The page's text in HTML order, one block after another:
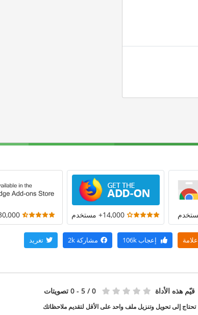
14,000+ مستخدم 30,000+
علامة إعجاب مشاركة 2k تغريد
قيّم هذه الأداة 0 / 5 - 0 تصويتات
تحتاج إلى تحويل وتنزيل ملف واحد على الأقل لتقديم ملاحظاتك